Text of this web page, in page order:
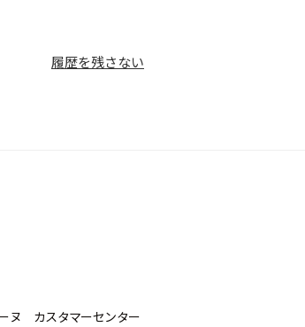
履歴を残さない
ヌ カスタマーセンター